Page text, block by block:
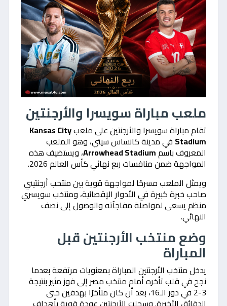
ملعب مباراة سويسرا والأرجنتين
تقام مباراة سويسرا والأرجنتين على ملعبKansas City
Stadium في مدينة كانساس سيتي، وهو الملعب
المعروف باسمArrowhead Stadium، ويستضيف هذه
المواجهة ضمن منافسات ربع نهائي كأس العالم 2026.
ويمثل الملعب مسرحًا لمواجهة قوية بين منتخب أرجنتيني
صاحب خبرة كبيرة في الأدوار الإقصائية، ومنتخب سويسري
منظم يسعى لمواصلة مفاجآته والوصول إلى نصف
النهائي.
وضع منتخب الأرجنتين قبل
المباراة
يدخل منتخب الأرجنتين المباراة بمعنويات مرتفعة بعدما
نجح في قلب تأخره أمام منتخب مصر إلى فوز مثير بنتيجة
3-2 في دور الـ16، بعد أن كان متأخرًا بهدفين حتى